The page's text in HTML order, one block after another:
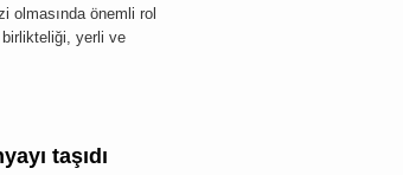
olmasında önemli rol
birlikteliği, yerli ve
taşıdı